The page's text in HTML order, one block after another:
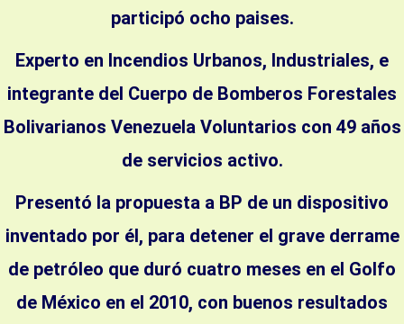
participó ocho paises.
Experto en Incendios Urbanos, Industriales, e
integrante del Cuerpo de Bomberos Forestales
Bolivarianos Venezuela Voluntarios con 49 años
de servicios activo.
Presentó la propuesta a BP de un dispositivo
inventado por él, para detener el grave derrame
de petróleo que duró cuatro meses en el Golfo
de México en el 2010, con buenos resultados